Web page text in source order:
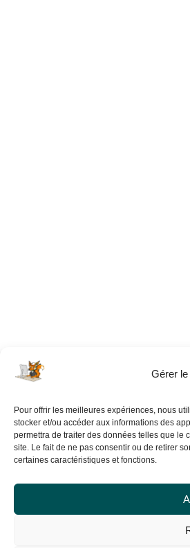
Gérer
Pour offrir les meilleures expériences, nous
stocker et/ou accéder aux informations des
permettra de traiter des données telles que le
site. Le fait de ne pas consentir ou de retirer
certaines caractéristiques et fonctions.